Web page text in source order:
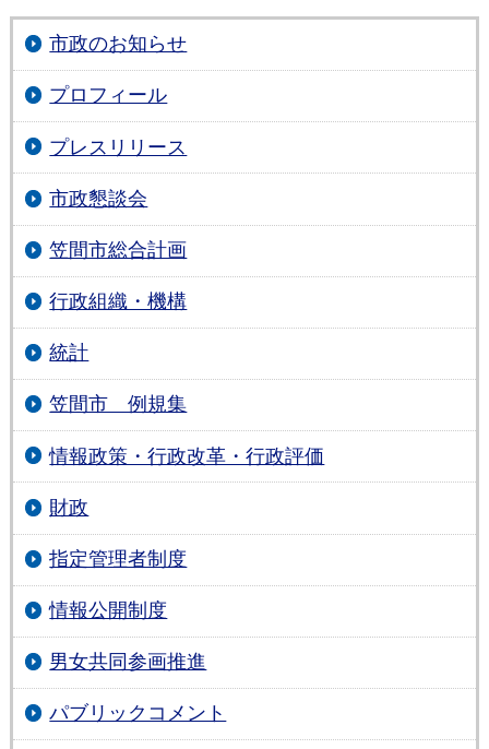
市政のお知らせ
プロフィール
プレスリリース
市政懇談会
笠間市総合計画
行政組織・機構
統計
笠間市 例規集
情報政策・行政改革・行政評価
財政
指定管理者制度
情報公開制度
男女共同参画推進
パブリックコメント